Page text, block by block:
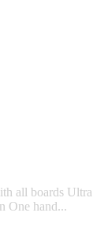
all boards Ultra
One hand...